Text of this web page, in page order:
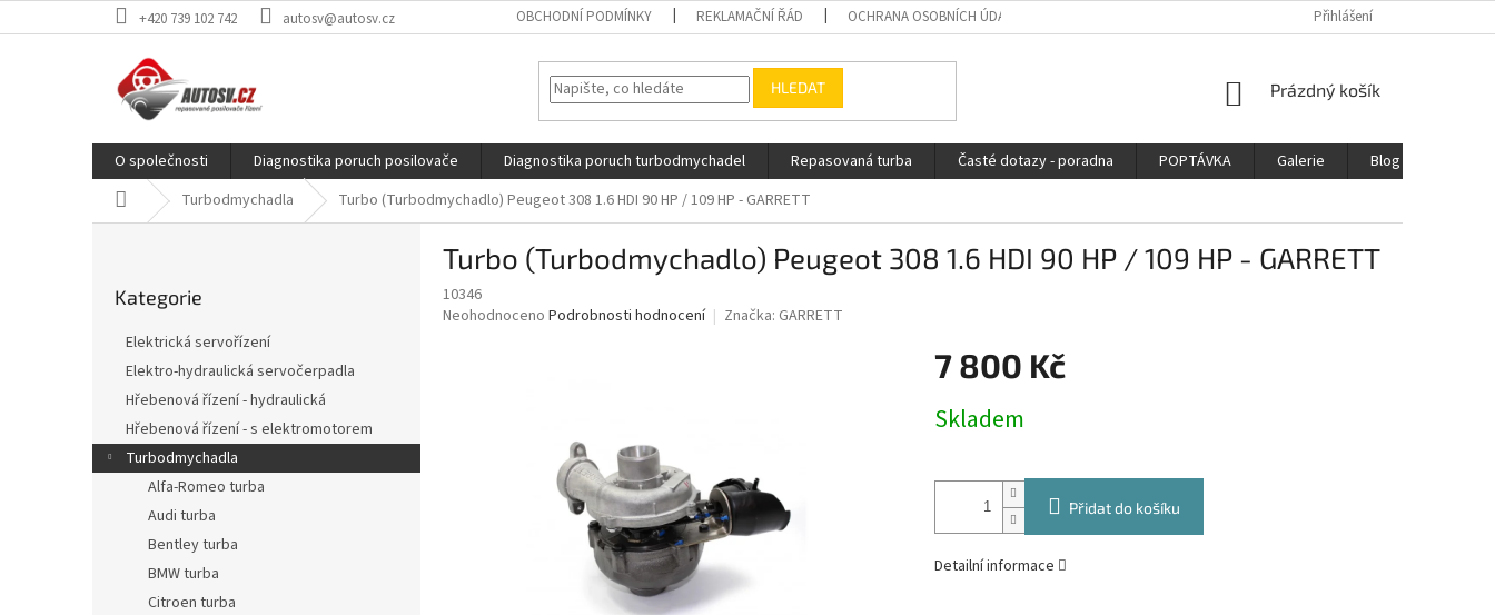
na
+420 739 102 742 autosv@autosv.cz OBCHODNÍ PODMÍNKY REKLAMAČNÍ ŘÁD OCHRANA OSOBNÍCH ÚDAJŮ Přihlášení
HLEDAT
NÁKUPNÍ
Prázdný košík
O společnosti Diagnostika poruch posilovače Diagnostika poruch turbodmychadel Repasovaná turba Časté dotazy - poradna POPTÁVKA Galerie Blog
Domů Turbodmychadla Turbo (Turbodmychadlo) Peugeot 308 1.6 HDI 90 HP / 109 HP - GARRETT
a
kategorie
Kategorie
Elektrická servořízení
Elektro-hydraulická servočerpadla
Hřebenová řízení - hydraulická
Hřebenová řízení - s elektromotorem
Turbodmychadla
Alfa-Romeo turba
Audi turba
Bentley turba
BMW turba
Citroen turba
Turbo (Turbodmychadlo) Peugeot 308 1.6 HDI 90 HP / 109 HP - GARRETT
10346
Průměrné
Neohodnoceno Podrobnosti hodnocení Značka: GARRETT
7 800 Kč
cena:
Skladem
Přidat do košíku
Detailní informace